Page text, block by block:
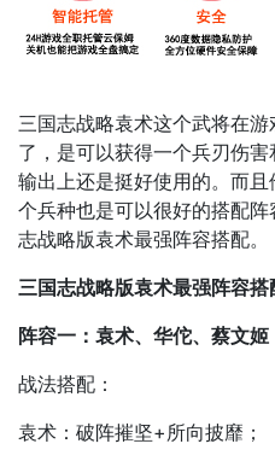
三国志战略袁术这个武将在
了，是可以获得一个兵刃伤
输出上还是挺好使用的。而
个兵种也是可以很好的搭配
志战略版袁术最强阵容搭配。
三国志战略版袁术最强阵容搭
阵容一：袁术、华佗、蔡文姬
战法搭配：
袁术：破阵摧坚+所向披靡；